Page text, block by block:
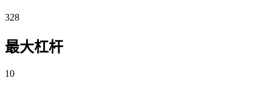
328
最大杠杆
10